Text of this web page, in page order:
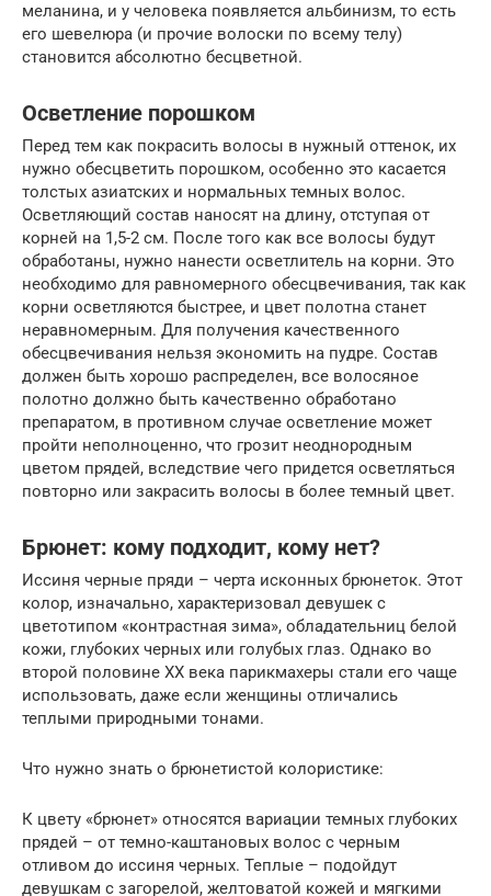
меланина, и у человека появляется альбинизм, то есть
его шевелюра (и прочие волоски по всему телу)
становится абсолютно бесцветной.
Осветление порошком
Перед тем как покрасить волосы в нужный оттенок, их
нужно обесцветить порошком, особенно это касается
толстых азиатских и нормальных темных волос.
Осветляющий состав наносят на длину, отступая от
корней на 1,5-2 см. После того как все волосы будут
обработаны, нужно нанести осветлитель на корни. Это
необходимо для равномерного обесцвечивания, так как
корни осветляются быстрее, и цвет полотна станет
неравномерным. Для получения качественного
обесцвечивания нельзя экономить на пудре. Состав
должен быть хорошо распределен, все волосяное
полотно должно быть качественно обработано
препаратом, в противном случае осветление может
пройти неполноценно, что грозит неоднородным
цветом прядей, вследствие чего придется осветляться
повторно или закрасить волосы в более темный цвет.
Брюнет: кому подходит, кому нет?
Иссиня черные пряди – черта исконных брюнеток. Этот
колор, изначально, характеризовал девушек с
цветотипом «контрастная зима», обладательниц белой
кожи, глубоких черных или голубых глаз. Однако во
второй половине ХХ века парикмахеры стали его чаще
использовать, даже если женщины отличались
теплыми природными тонами.
Что нужно знать о брюнетистой колористике:
К цвету «брюнет» относятся вариации темных глубоких
прядей – от темно-каштановых волос с черным
отливом до иссиня черных. Теплые – подойдут
девушкам с загорелой, желтоватой кожей и мягкими